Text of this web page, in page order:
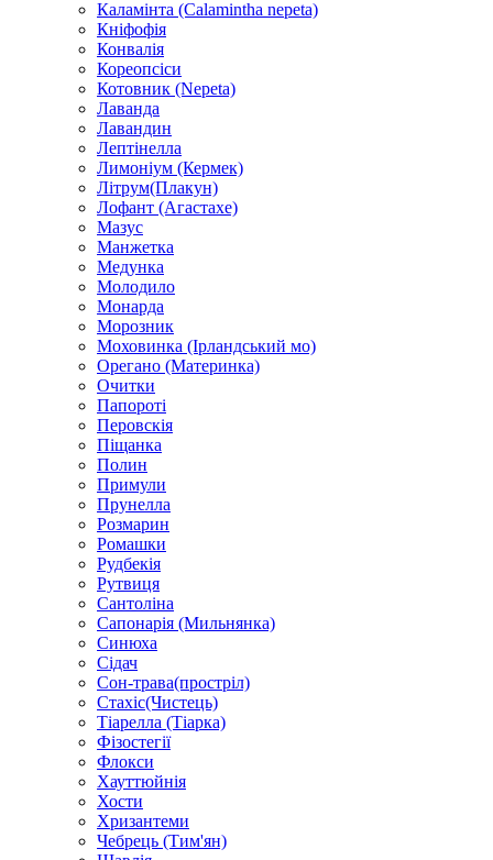
Каламінта (Calamintha nepeta)
Кніфофія
Конвалія
Кореопсіси
Котовник (Nepeta)
Лаванда
Лавандин
Лептінелла
Лимоніум (Кермек)
Літрум(Плакун)
Лофант (Агастахе)
Мазус
Манжетка
Медунка
Молодило
Монарда
Морозник
Моховинка (Ірландський мо)
Орегано (Материнка)
Очитки
Папороті
Перовскія
Піщанка
Полин
Примули
Прунелла
Розмарин
Ромашки
Рудбекія
Рутвиця
Сантоліна
Сапонарія (Мильнянка)
Синюха
Сідач
Сон-трава(простріл)
Стахіс(Чистець)
Тіарелла (Тіарка)
Фізостегії
Флокси
Хауттюйнія
Хости
Хризантеми
Чебрець (Тим'ян)